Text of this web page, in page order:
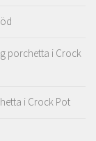
porchetta i Crock
i Crock Pot